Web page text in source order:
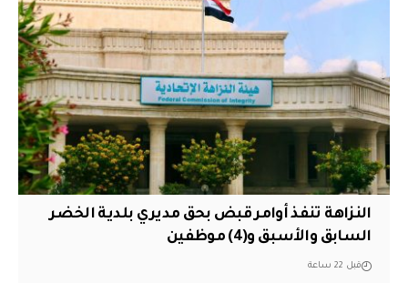
النزاهة تنفذ أوامر قبض بحق مديري بلدية الخضر
السابق والأسبق و(4) موظفين
قبل 22 ساعة